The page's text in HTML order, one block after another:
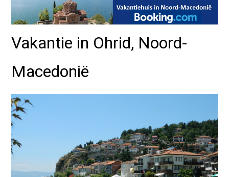
Vakantie in Ohrid, Noord-
Macedonië